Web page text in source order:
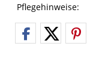
Pflegehinweise: